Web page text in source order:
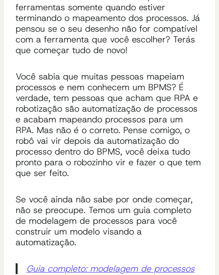
ferramentas somente quando estiver
terminando o mapeamento dos processos. Já
pensou se o seu desenho não for compatível
com a ferramenta que você escolher? Terás
que começar tudo de novo!
Você sabia que muitas pessoas mapeiam
processos e nem conhecem um BPMS? É
verdade, tem pessoas que acham que RPA e
robotização são automatização de processos
e acabam mapeando processos para um
RPA. Mas não é o correto. Pense comigo, o
robô vai vir depois da automatização do
processo dentro do BPMS, você deixa tudo
pronto para o robozinho vir e fazer o que tem
que ser feito.
Se você ainda não sabe por onde começar,
não se preocupe. Temos um guia completo
de modelagem de processos para você
construir um modelo visando a
automatização.
Guia completo: modelagem de processos